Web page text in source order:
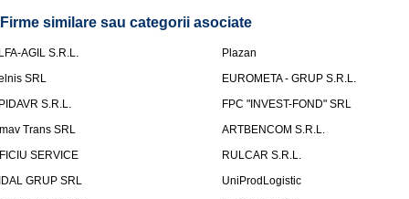
Firme similare sau categorii asociate
AGIL S.R.L.
Plazan
SRL
EUROMETA - GRUP S.R.L.
S.R.L.
FPC "INVEST-FOND" SRL
Trans SRL
ARTBENCOM S.R.L.
SERVICE
RULCAR S.R.L.
GRUP SRL
UniProdLogistic